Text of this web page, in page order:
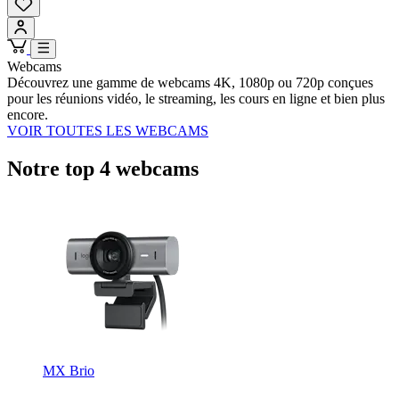
Webcams
Découvrez une gamme de webcams 4K, 1080p ou 720p conçues
pour les réunions vidéo, le streaming, les cours en ligne et bien plus
encore.
VOIR TOUTES LES WEBCAMS
Notre top 4 webcams
MX Brio